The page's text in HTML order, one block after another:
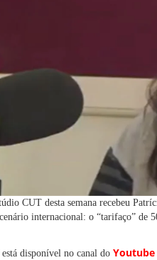
CUT desta semana recebeu
internacional: o “tarifaço” de
disponível no canal do Youtube